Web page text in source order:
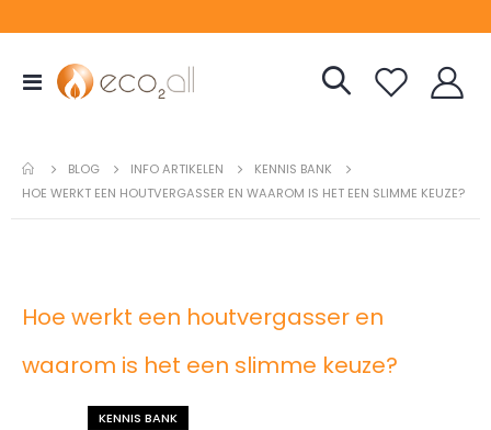
Toggle
Nav
BLOG INFO ARTIKELEN
KENNIS BANK
HOE WERKT EEN HOUTVERGASSER EN WAAROM IS HET EEN SLIMME KEUZE?
Hoe werkt een houtvergasser en
waarom is het een slimme keuze?
KENNIS BANK